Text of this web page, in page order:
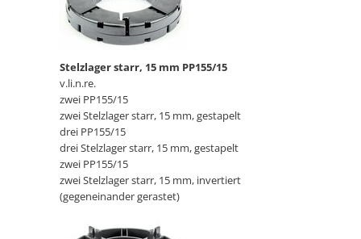
Stelzlager starr, 15 mm PP155/15
v.li.n.re.
zwei PP155/15
zwei Stelzlager starr, 15 mm, gestapelt
drei PP155/15
drei Stelzlager starr, 15 mm, gestapelt
zwei PP155/15
zwei Stelzlager starr, 15 mm, invertiert
(gegeneinander gerastet)